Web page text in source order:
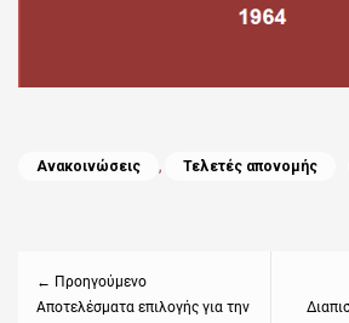
Categories
Ανακοινώσεις , Τελετές απονομής
← Προηγούμενο
Previous
Αποτελέσματα επιλογής για την
Next